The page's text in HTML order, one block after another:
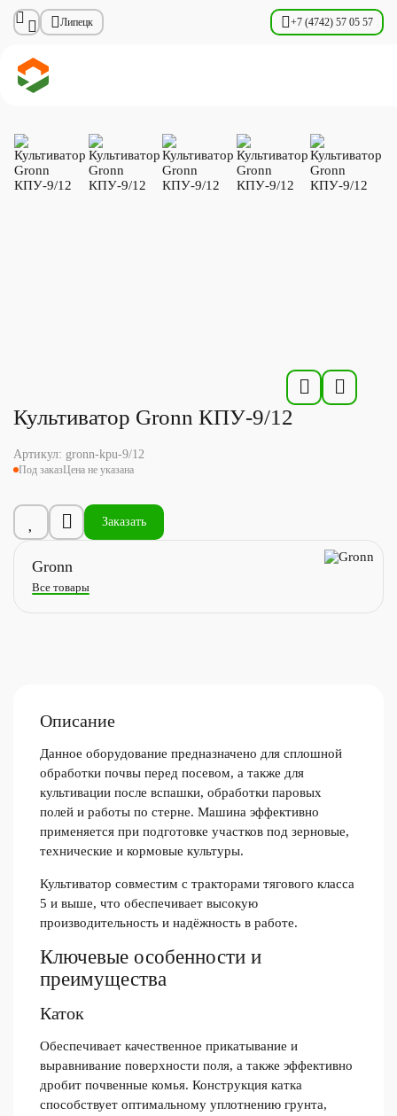
Липецк +7 (4742) 57 05 57
Культиватор Gronn КПУ-9/12
Артикул: gronn-kpu-9/12
Под заказЦена не указана
Заказать
Gronn
Все товары
Описание
Данное оборудование предназначено для сплошной
обработки почвы перед посевом, а также для
культивации после вспашки, обработки паровых
полей и работы по стерне. Машина эффективно
применяется при подготовке участков под зерновые,
технические и кормовые культуры.
Культиватор совместим с тракторами тягового класса
5 и выше, что обеспечивает высокую
производительность и надёжность в работе.
Ключевые особенности и
преимущества
Каток
Обеспечивает качественное прикатывание и
выравнивание поверхности поля, а также эффективно
дробит почвенные комья. Конструкция катка
способствует оптимальному уплотнению грунта,